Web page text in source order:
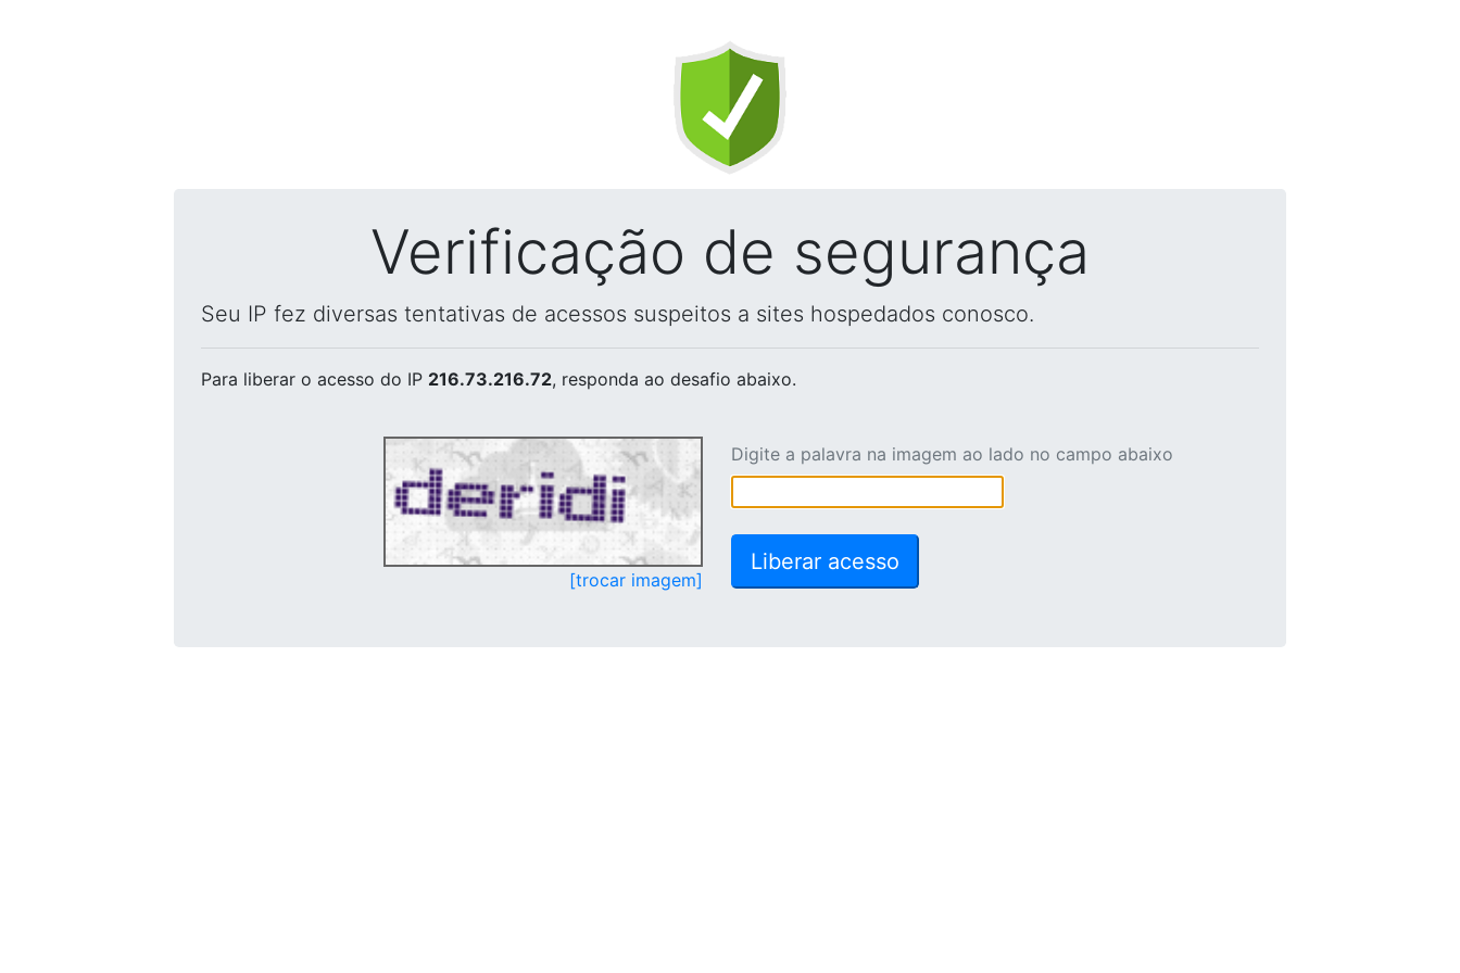
Verificação de segurança
Seu IP fez diversas tentativas de acessos suspeitos a sites hospedados conosco.
Para liberar o acesso do IP 216.73.216.72, responda ao desafio abaixo.
[trocar imagem]
Digite a palavra na imagem ao lado no campo abaixo